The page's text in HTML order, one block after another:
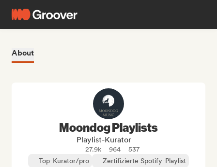
About
Moondog Playlists
Playlist-Kurator
27.9k 964
537
Top-Kurator/pro
Zertifizierte Spotify-Playlist